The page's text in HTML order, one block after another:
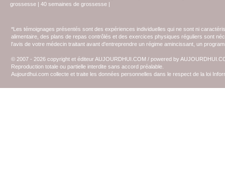
grossesse | 40 semaines de grossesse |
*Les témoignages présentés sont des expériences individuelles qui ne sont ni
alimentaire, des plans de repas contrôlés et des exercices physiques réguliers sont
l'avis de votre médecin traitant avant d'entreprendre un régime amincissant, un
© 2007 - 2026 copyright et éditeur AUJOURDHUI.COM / powered by
Reproduction totale ou partielle interdite sans accord préalable.
Aujourdhui.com collecte et traite les données personnelles dans le respect de la loi